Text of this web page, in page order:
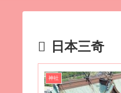
日本三奇
神社